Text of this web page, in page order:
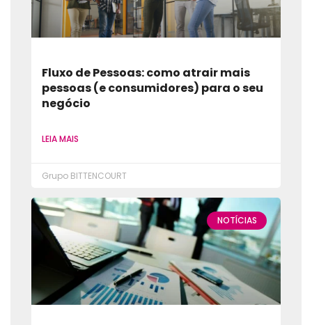
Fluxo de Pessoas: como atrair mais
pessoas (e consumidores) para o seu
negócio
LEIA MAIS
Grupo BITTENCOURT
NOTÍCIAS